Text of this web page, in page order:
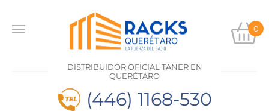
0
DISTRIBUIDOR OFICIAL TANER EN
QUERÉTARO
(446) 1168-530
CONTACTO